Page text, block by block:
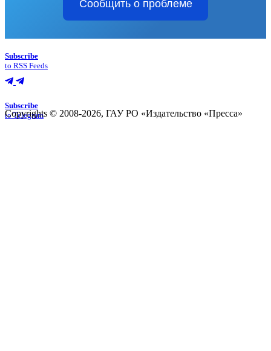
Сообщить о проблеме
Subscribe
to RSS Feeds
Subscribe
to Telegram
Copyrights © 2008-2026, ГАУ РО «Издательство «Пресса»